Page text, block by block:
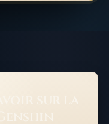
IV de Genshin